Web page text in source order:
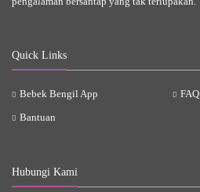
Quick Links
Bebek Bengil App
FAQ
Bantuan
Hubungi Kami